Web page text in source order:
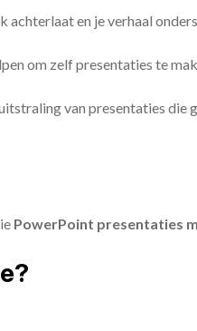
en je verhaal
om zelf presentaties te
van presentaties die
PowerPoint presentaties